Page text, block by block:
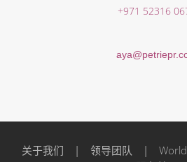
+971 52316
关于我们 | 领导团队 |